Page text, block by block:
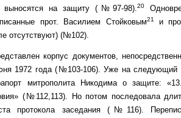
выносятся на защиту (№97-98).20
прот. Василием Стойковым21
и
отсутствуют) (№102).
корпус документов,
1972 года (№103-106). Уже на следующий
митрополита Никодима о защите:
(№112,113). Но потом последовала
протокола заседания (№116).